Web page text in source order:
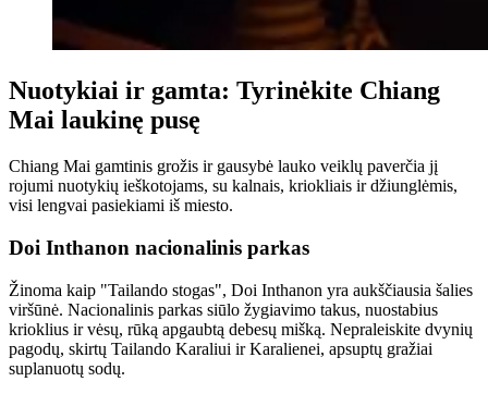
Nuotykiai ir gamta: Tyrinėkite Chiang
Mai laukinę pusę
Chiang Mai gamtinis grožis ir gausybė lauko veiklų paverčia jį
rojumi nuotykių ieškotojams, su kalnais, kriokliais ir džiunglėmis,
visi lengvai pasiekiami iš miesto.
Doi Inthanon nacionalinis parkas
Žinoma kaip "Tailando stogas", Doi Inthanon yra aukščiausia šalies
viršūnė. Nacionalinis parkas siūlo žygiavimo takus, nuostabius
krioklius ir vėsų, rūką apgaubtą debesų mišką. Nepraleiskite dvynių
pagodų, skirtų Tailando Karaliui ir Karalienei, apsuptų gražiai
suplanuotų sodų.